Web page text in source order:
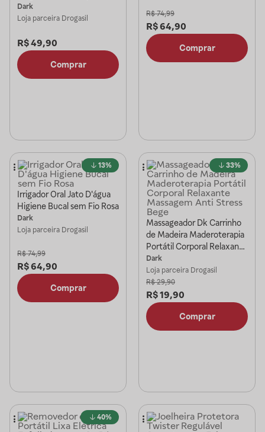
Ajustável Homens
Mulheres Preto
Dark
Loja parceira Drogasil
R$49,90
Comprar
R$ 74,99
R$64,90
Comprar
13%
Irrigador Oral Jato D'água
Higiene Bucal sem Fio Rosa
Dark
Loja parceira Drogasil
R$ 74,99
R$64,90
Comprar
33%
Massageador Dk Carrinho
de Madeira Maderoterapia
Portátil Corporal Relaxante
Massagem Anti Stress
Bege
Dark
Loja parceira Drogasil
R$ 29,90
R$19,90
Comprar
40%